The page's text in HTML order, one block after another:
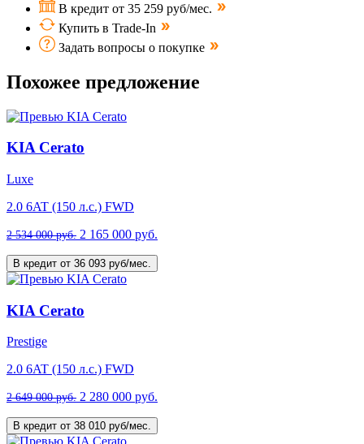
В кредит от 35 259 руб/мес.
Купить в Trade-In
Задать вопросы о покупке
Похожее предложение
KIA Cerato
Luxe
2.0 6AT (150 л.с.) FWD
2 534 000 руб. 2 165 000 руб.
В кредит от 36 093 руб/мес.
KIA Cerato
Prestige
2.0 6AT (150 л.с.) FWD
2 649 000 руб. 2 280 000 руб.
В кредит от 38 010 руб/мес.